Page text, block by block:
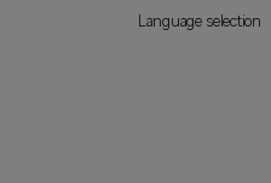
Language selection